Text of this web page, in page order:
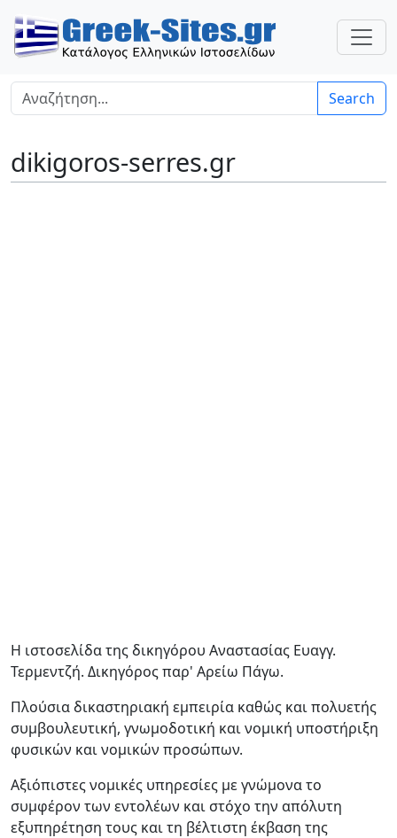
Search
dikigoros-serres.gr
Η ιστοσελίδα της δικηγόρου Αναστασίας Ευαγγ.
Τερμεντζή. Δικηγόρος παρ' Αρείω Πάγω.
Πλούσια δικαστηριακή εμπειρία καθώς και πολυετής
συμβουλευτική, γνωμοδοτική και νομική υποστήριξη
φυσικών και νομικών προσώπων.
Αξιόπιστες νομικές υπηρεσίες με γνώμονα το
συμφέρον των εντολέων και στόχο την απόλυτη
εξυπηρέτηση τους και τη βέλτιστη έκβαση της